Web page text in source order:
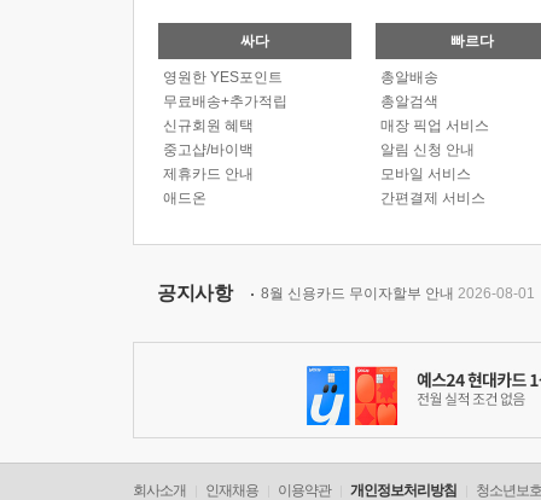
싸다
영원한 YES포인트
무료배송+추가적립
신규회원 혜택
중고샵/바이백
제휴카드 안내
애드온
빠르다
총알배송
총알검색
매장 픽업 서비스
알림 신청 안내
모바일 서비스
간편결제 서비스
공지사항 8월 신용카드 무이자할부 안내 2026-08-01
회사소개 인재채용 이용약관 개인정보처리방침 청소년보